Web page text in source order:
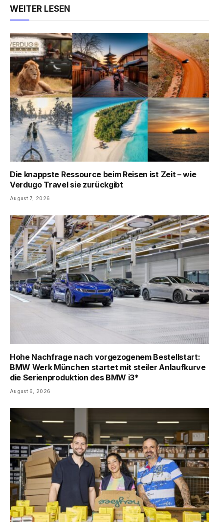
WEITER LESEN
Die knappste Ressource beim Reisen ist Zeit – wie
Verdugo Travel sie zurückgibt
August 7, 2026
Hohe Nachfrage nach vorgezogenem Bestellstart:
BMW Werk München startet mit steiler Anlaufkurve
die Serienproduktion des BMW i3*
August 6, 2026